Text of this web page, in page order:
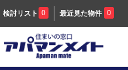
検討リスト 0 最近見た物件 0